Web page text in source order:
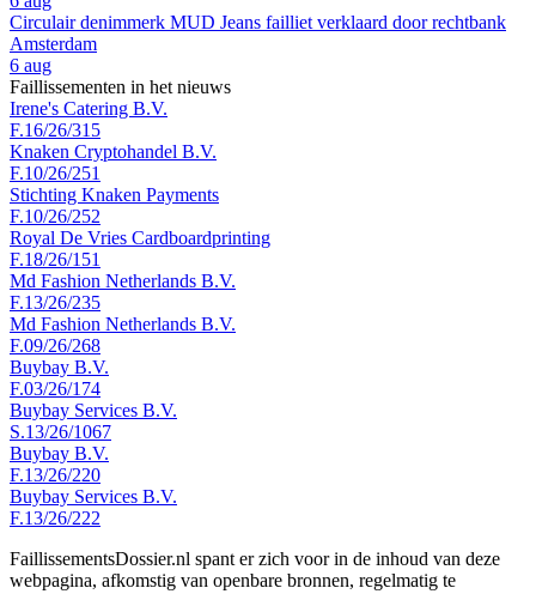
Circulair denimmerk MUD Jeans failliet verklaard door rechtbank
Amsterdam
6 aug
Faillissementen in het nieuws
Irene's Catering B.V.
F.16/26/315
Knaken Cryptohandel B.V.
F.10/26/251
Stichting Knaken Payments
F.10/26/252
Royal De Vries Cardboardprinting
F.18/26/151
Md Fashion Netherlands B.V.
F.13/26/235
Md Fashion Netherlands B.V.
F.09/26/268
Buybay B.V.
F.03/26/174
Buybay Services B.V.
S.13/26/1067
Buybay B.V.
F.13/26/220
Buybay Services B.V.
F.13/26/222
FaillissementsDossier.nl spant er zich voor in de inhoud van deze
webpagina, afkomstig van openbare bronnen, regelmatig te